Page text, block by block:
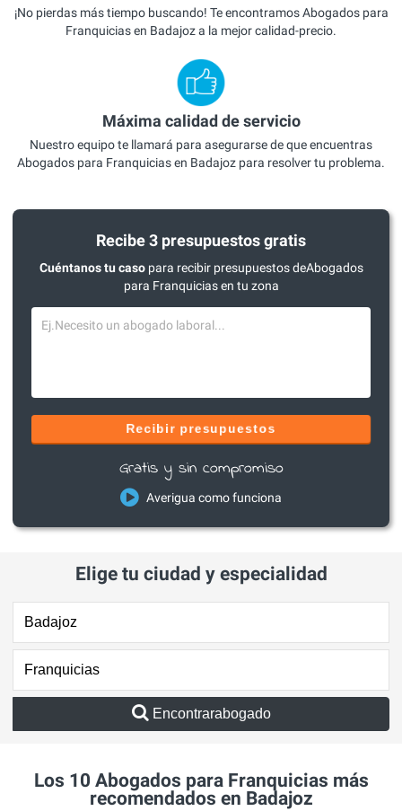
¡No pierdas más tiempo buscando! Te encontramos Abogados para
Franquicias en Badajoz a la mejor calidad-precio.
Máxima calidad de servicio
Nuestro equipo te llamará para asegurarse de que encuentras
Abogados para Franquicias en Badajoz para resolver tu problema.
Recibe 3 presupuestos gratis
Cuéntanos tu casopara recibir presupuestos deAbogados
para Franquicias en tu zona
Recibir presupuestos
Gratis y sin compromiso
Averigua como funciona
Elige tu ciudad y especialidad
Encontrarabogado
Los 10 Abogados para Franquicias más
recomendados en Badajoz